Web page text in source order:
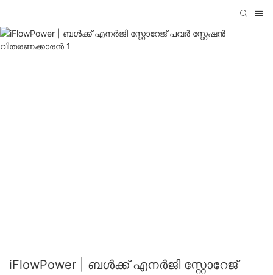
iFlowPower | ബൾക്ക് എനർജി സ്റ്റോറേജ്